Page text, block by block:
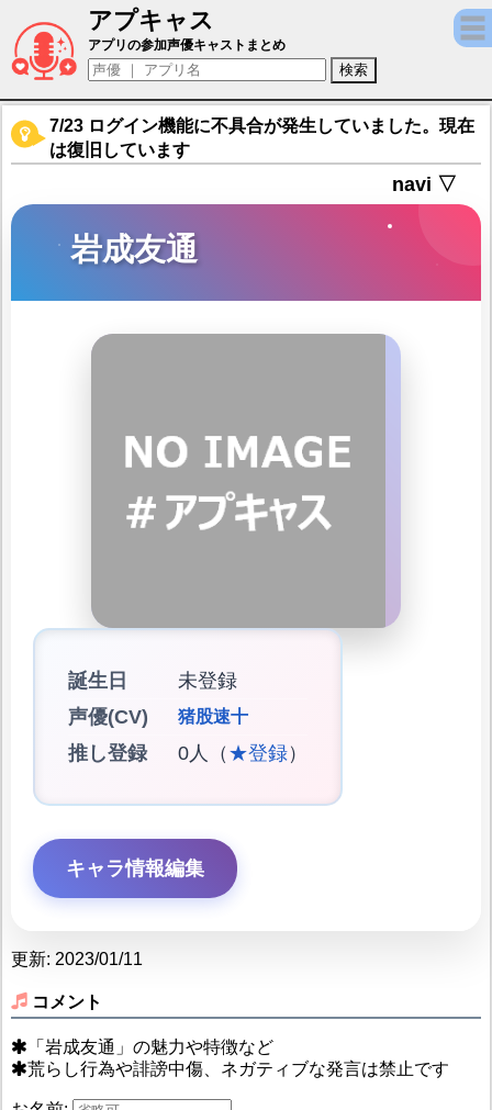
アプキャス
岩成友通（声優：猪股速十)【信長の野望 覇
アプリの参加声優キャストまとめ
7/23 ログイン機能に不具合が発生していました。現在
は復旧しています
navi ▽
岩成友通
誕生日
未登録
声優(CV)
猪股速十
推し登録 0人（ ★登録）
キャラ情報編集
更新: 2023/01/11
コメント
「岩成友通」の魅力や特徴など
荒らし行為や誹謗中傷、ネガティブな発言は禁止です